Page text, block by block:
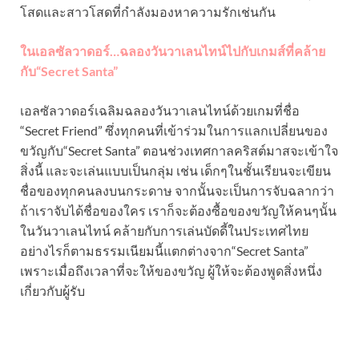
โสดและสาวโสดที่กำลังมองหาความรักเช่นกัน
ในเอลซัลวาดอร์…ฉลองวันวาเลนไทน์ไปกับเกมส์ที่คล้าย
กับ“Secret Santa”
เอลซัลวาดอร์เฉลิมฉลองวันวาเลนไทน์ด้วยเกมที่ชื่อ
“Secret Friend” ซึ่งทุกคนที่เข้าร่วมในการแลกเปลี่ยนของ
ขวัญกับ“Secret Santa” ตอนช่วงเทศกาลคริสต์มาสจะเข้าใจ
สิ่งนี้ และจะเล่นแบบเป็นกลุ่ม เช่น เด็กๆในชั้นเรียนจะเขียน
ชื่อของทุกคนลงบนกระดาษ จากนั้นจะเป็นการจับฉลากว่า
ถ้าเราจับได้ชื่อของใคร เราก็จะต้องซื้อของขวัญให้คนๆนั้น
ในวันวาเลนไทน์ คล้ายกับการเล่นบัดดี้ในประเทศไทย
อย่างไรก็ตามธรรมเนียมนี้แตกต่างจาก“Secret Santa”
เพราะเมื่อถึงเวลาที่จะให้ของขวัญ ผู้ให้จะต้องพูดสิ่งหนึ่ง
เกี่ยวกับผู้รับ